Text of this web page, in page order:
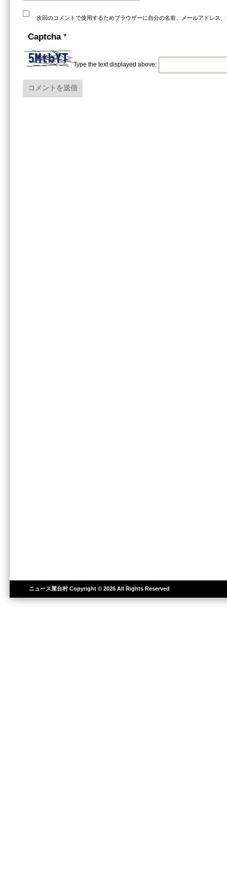
次回のコメントで使用するためブラウザーに自分の名前、メールアドレス
Captcha *
Type the text displayed above:
ニュース屋台村Copyright © 2026 All Rights Reserved